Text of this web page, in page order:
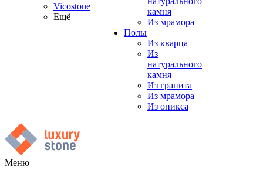
Vicostone
Ещё
камня
Из мрамора
Полы
Из кварца
Из
натурального
камня
Из гранита
Из мрамора
Из оникса
Меню